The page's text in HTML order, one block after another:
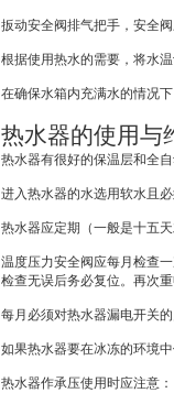
扳动安全阀排气把手，安全
根据使用热水的需要，将水
在确保水箱内充满水的情况
热水器的使用与
热水器有很好的保温层和全
进入热水器的水选用软水且
热水器应定期（一般是十五
温度压力安全阀应每月检查
检查无误后务必复位。再次
每月必须对热水器漏电开关
如果热水器要在冰冻的环境
热水器作承压使用时应注意：